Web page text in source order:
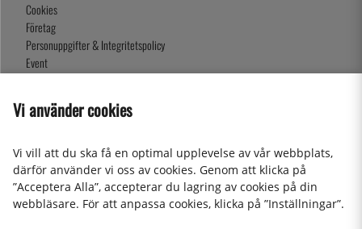
Cookies
Företag
Personuppgifter & Integritetspolicy
Event
Om oss
Presentkort
2026 KitchenLab AB
Vi använder cookies
Vi vill att du ska få en optimal upplevelse av vår webbplats,
därför använder vi oss av cookies. Genom att klicka på
”Acceptera Alla”, accepterar du lagring av cookies på din
webbläsare. För att anpassa cookies, klicka på ”Inställningar”.